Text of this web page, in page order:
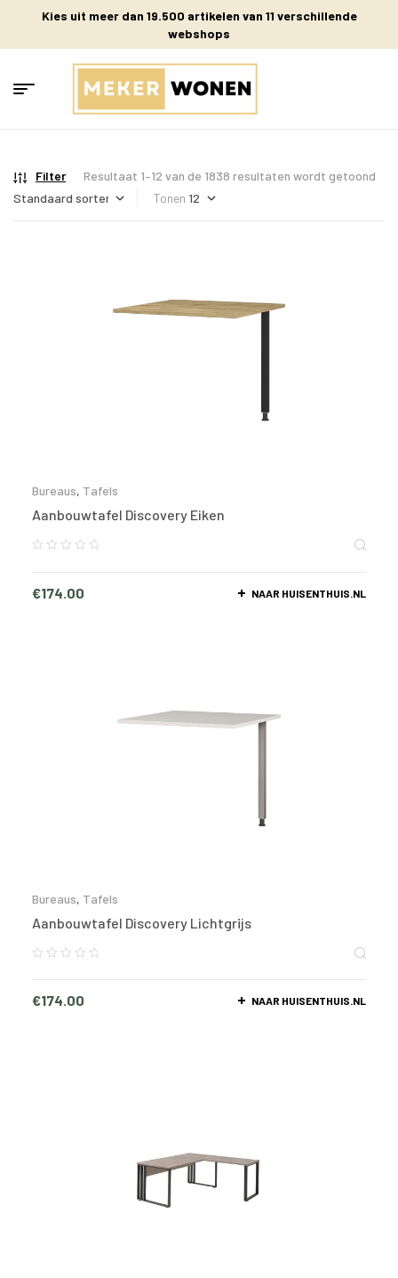
Kies uit meer dan 19.500 artikelen van 11 verschillende
webshops
Filter
Resultaat 1–12 van de 1838 resultaten wordt getoond
Tonen
Bureaus, Tafels
Aanbouwtafel Discovery Eiken
€174.00 NAAR HUISENTHUIS.NL
Bureaus, Tafels
Aanbouwtafel Discovery Lichtgrijs
€174.00 NAAR HUISENTHUIS.NL